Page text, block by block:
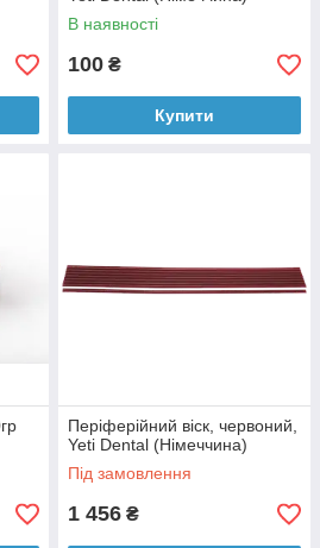
В наявності
100 ₴
Купити
Періферійний віск, червоний,
Yeti Dental (Німеччина)
Під замовлення
1 456 ₴